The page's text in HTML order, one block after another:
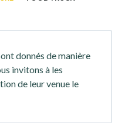
donnés de manière
invitons à les
de leur venue le